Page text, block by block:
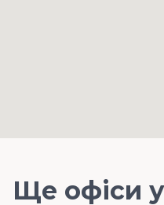
Ще офіси